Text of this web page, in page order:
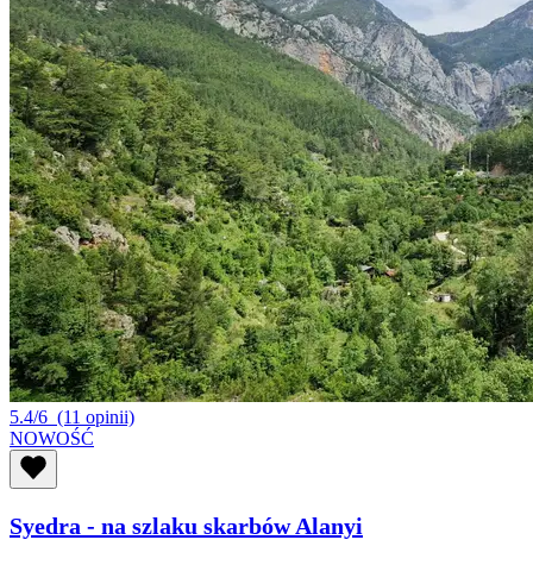
5.4/6 (11 opinii)
NOWOŚĆ
Syedra - na szlaku skarbów Alanyi